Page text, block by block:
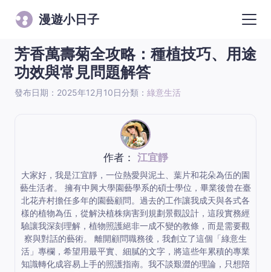
漫遊小日子
芳香萬壽菊全攻略：種植技巧、用途
功效與常見問題解答
發布日期：2025年12月10日分類： 綠意生活
作者： 江宜靜
大家好，我是江宜靜，一位熱愛與泥土、葉片和花朵為伍的園
藝生活者。 擁有中興大學園藝學系的碩士學位，畢業後曾在臺
北花卉村擔任多年的園藝顧問。過去的工作讓我成天與各式各
樣的植物為伍，從解決植株病害到規劃景觀設計，這段實務經
驗讓我深刻理解，植物照護絕非一成不變的教條，而是需要觀
察與對話的藝術。 離開顧問職務後，我創立了這個「綠意生
活」專欄，希望用最平實、細膩的文字，將這些年累積的專業
知識轉化成容易上手的照護指南。我不談艱澀的理論，只想陪